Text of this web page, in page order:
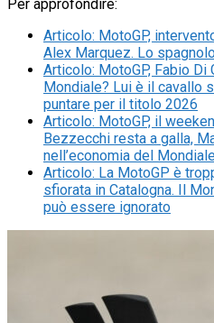
Per approfondire:
Articolo: MotoGP,
Alex Marquez. Lo
Articolo: MotoGP, Fabio Di
Mondiale? Lui è il cavallo
puntare per il titolo 2026
Articolo: MotoGP, il
Bezzecchi resta a galla,
nell’economia del
Articolo: La MotoGP è
sfiorata in Catalogna. Il
può essere ignorato